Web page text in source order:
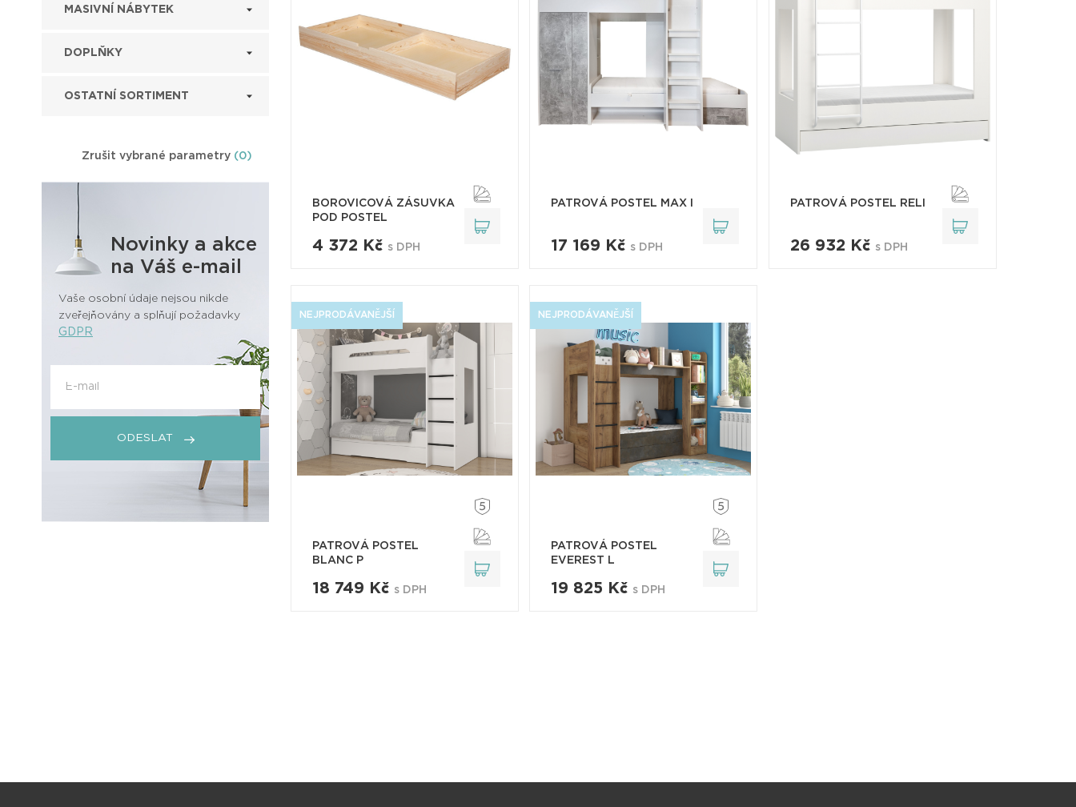
MASIVNÍ NÁBYTEK
DOPLŇKY
OSTATNÍ SORTIMENT
Zrušit vybrané parametry (0)
Novinky a akce
na Váš e-mail
Vaše osobní údaje nejsou nikde
zveřejňovány a splňují požadavky
GDPR
ODESLAT
BOROVICOVÁ ZÁSUVKA
POD POSTEL
4 372 Kč s DPH
PATROVÁ POSTEL MAX I
17 169 Kč s DPH
PATROVÁ POSTEL RELI
26 932 Kč s DPH
PATROVÁ POSTEL
BLANC P
18 749 Kč s DPH
NEJPRODÁVANĚJŠÍ
PATROVÁ POSTEL
EVEREST L
19 825 Kč s DPH
NEJPRODÁVANĚJŠÍ